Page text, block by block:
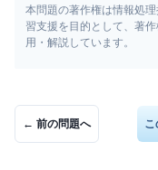
本問題の著作権は情報処
習支援を目的として、著
用・解説しています。
← 前の問題へ